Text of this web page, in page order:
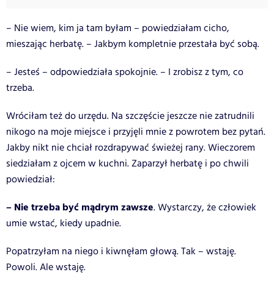
– Nie wiem, kim ja tam byłam – powiedziałam cicho,
mieszając herbatę. – Jakbym kompletnie przestała być sobą.
– Jesteś – odpowiedziała spokojnie. – I zrobisz z tym, co
trzeba.
Wróciłam też do urzędu. Na szczęście jeszcze nie zatrudnili
nikogo na moje miejsce i przyjęli mnie z powrotem bez pytań.
Jakby nikt nie chciał rozdrapywać świeżej rany. Wieczorem
siedziałam z ojcem w kuchni. Zaparzył herbatę i po chwili
powiedział:
– Nie trzeba być mądrym zawsze. Wystarczy, że człowiek
umie wstać, kiedy upadnie.
Popatrzyłam na niego i kiwnęłam głową. Tak – wstaję.
Powoli. Ale wstaję.